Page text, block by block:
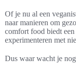
Of je nu al een
naar manieren om
comfort food biedt
experimenteren met
Dus waar wacht je